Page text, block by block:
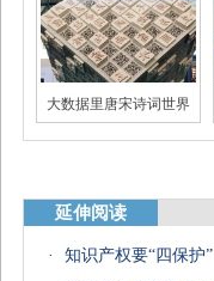
国风的火不只是一阵风
大数据里唐宋诗词世界
延伸阅读
·
知识产权要“四保护”